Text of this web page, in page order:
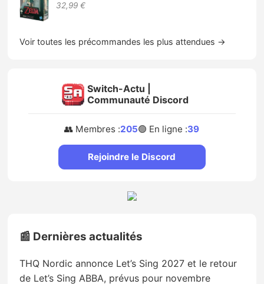
32,99 €
Voir toutes les précommandes les plus attendues →
Switch-Actu |
Communauté Discord
👥 Membres :205🟢 En ligne :39
Rejoindre le Discord
📰 Dernières actualités
THQ Nordic annonce Let’s Sing 2027 et le retour
de Let’s Sing ABBA, prévus pour novembre